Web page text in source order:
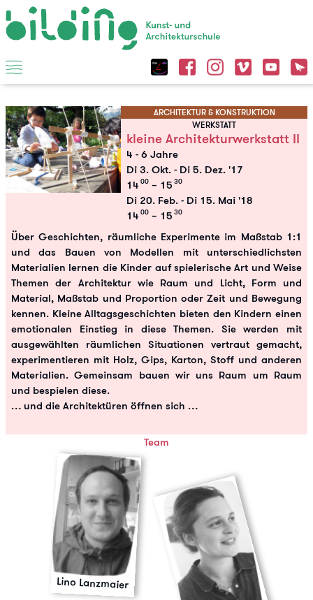
ARCHITEKTUR & KONSTRUKTION
WERKSTATT
kleine Architekturwerkstatt II
4 - 6 Jahre
Di 3. Okt. - Di 5. Dez. '17
14 00 – 15 30
Di 20. Feb. - Di 15. Mai '18
14 00 – 15 30
Über Geschichten, räumliche Experimente im Maßstab 1:1
und das Bauen von Modellen mit unterschiedlichsten
Materialien lernen die Kinder auf spielerische Art und Weise
Themen der Architektur wie Raum und Licht, Form und
Material, Maßstab und Proportion oder Zeit und Bewegung
kennen. Kleine Alltagsgeschichten bieten den Kindern einen
emotionalen Einstieg in diese Themen. Sie werden mit
ausgewählten räumlichen Situationen vertraut gemacht,
experimentieren mit Holz, Gips, Karton, Stoff und anderen
Materialien. Gemeinsam bauen wir uns Raum um Raum
und bespielen diese.
… und die Architektüren öffnen sich …
Team
Lino Lanzmaier